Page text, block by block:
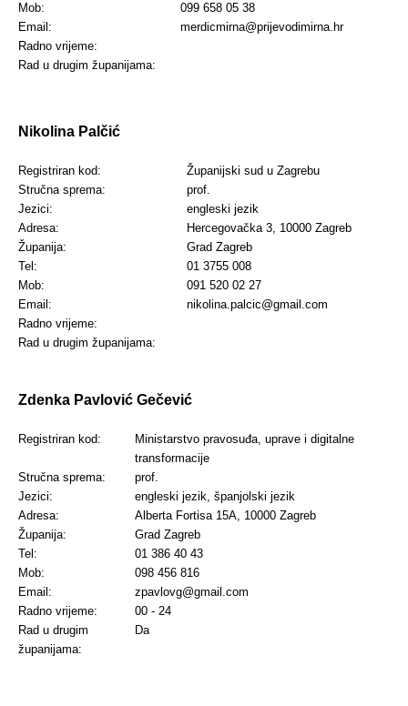
Mob:
099 658 05 38
Email:
merdicmirna@prijevodimirna.hr
Radno vrijeme:
Rad u drugim županijama:
Nikolina Palčić
Registriran kod:
Županijski sud u Zagrebu
Stručna sprema:
prof.
Jezici:
engleski jezik
Adresa:
Hercegovačka 3, 10000 Zagreb
Županija:
Grad Zagreb
Tel:
01 3755 008
Mob:
091 520 02 27
Email:
nikolina.palcic@gmail.com
Radno vrijeme:
Rad u drugim županijama:
Zdenka Pavlović Gečević
Registriran kod:
Ministarstvo pravosuđa, uprave i digitalne
transformacije
Stručna sprema:
prof.
Jezici:
engleski jezik, španjolski jezik
Adresa:
Alberta Fortisa 15A, 10000 Zagreb
Županija:
Grad Zagreb
Tel:
01 386 40 43
Mob:
098 456 816
Email:
zpavlovg@gmail.com
Radno vrijeme:
00 - 24
Rad u drugim
županijama:
Da